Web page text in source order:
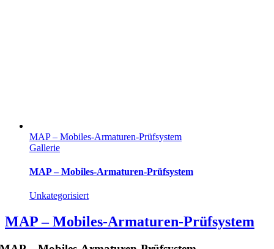
MAP – Mobiles-Armaturen-Prüfsystem
Gallerie
MAP – Mobiles-Armaturen-Prüfsystem
Unkategorisiert
MAP – Mobiles-Armaturen-Prüfsystem